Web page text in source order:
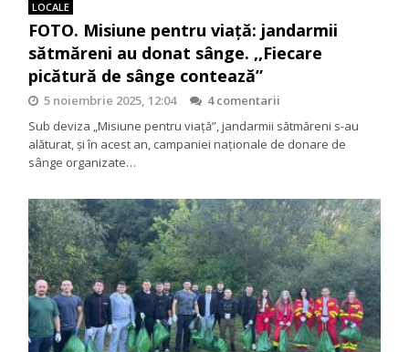
LOCALE
FOTO. Misiune pentru viață: jandarmii
sătmăreni au donat sânge. ,,Fiecare
picătură de sânge contează”
5 noiembrie 2025, 12:04
4 comentarii
Sub deviza „Misiune pentru viață”, jandarmii sătmăreni s-au
alăturat, și în acest an, campaniei naționale de donare de
sânge organizate…